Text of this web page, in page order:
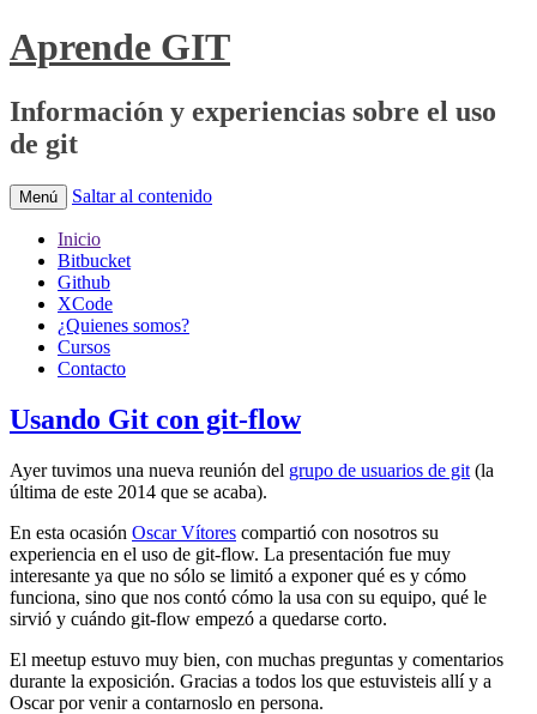
Aprende GIT
Información y experiencias sobre el uso
de git
Menú Saltar al contenido
Inicio
Bitbucket
Github
XCode
¿Quienes somos?
Cursos
Contacto
Usando Git con git-flow
Ayer tuvimos una nueva reunión del grupo de usuarios de git (la
última de este 2014 que se acaba).
En esta ocasión Oscar Vítores compartió con nosotros su
experiencia en el uso de git-flow. La presentación fue muy
interesante ya que no sólo se limitó a exponer qué es y cómo
funciona, sino que nos contó cómo la usa con su equipo, qué le
sirvió y cuándo git-flow empezó a quedarse corto.
El meetup estuvo muy bien, con muchas preguntas y comentarios
durante la exposición. Gracias a todos los que estuvisteis allí y a
Oscar por venir a contarnoslo en persona.